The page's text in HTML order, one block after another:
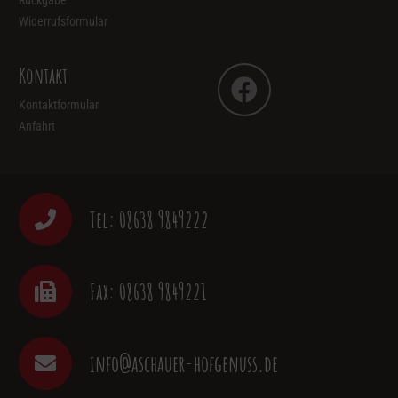
Widerrufsformular
Kontakt
Kontaktformular
Anfahrt
Tel: 08638 9849222
Fax: 08638 9849221
info@aschauer-hofgenuss.de